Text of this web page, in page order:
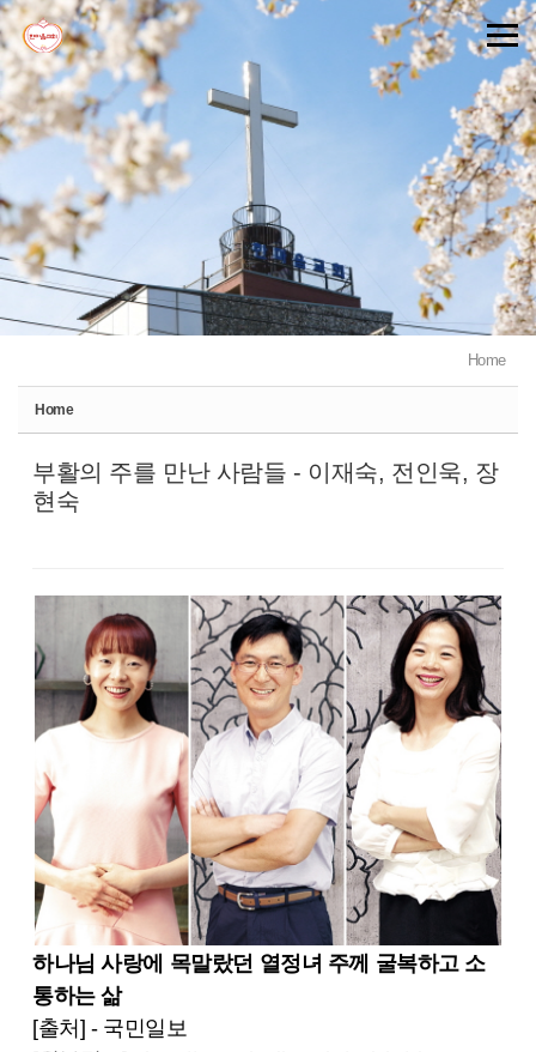
Home
Home
부활의 주를 만난 사람들 - 이재숙, 전인욱, 장
현숙
하나님 사랑에 목말랐던 열정녀 주께 굴복하고 소
통하는 삶
[출처] - 국민일보